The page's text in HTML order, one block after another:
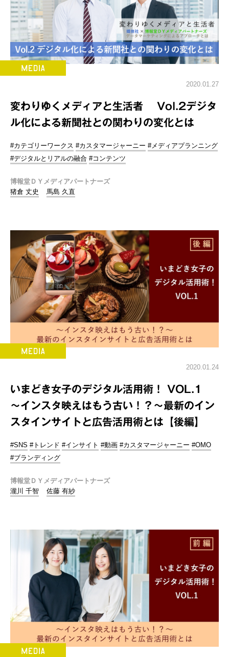
2020.01.27
変わりゆくメディアと生活者 Vol.2デジタ
ル化による新聞社との関わりの変化とは
#カテゴリーワークス #カスタマージャーニー #メディアプランニング
#デジタルとリアルの融合 #コンテンツ
博報堂ＤＹメディアパートナーズ
猪倉 丈史
馬島 久直
2020.01.24
いまどき女子のデジタル活用術！ VOL.1
～インスタ映えはもう古い！？～最新のイン
スタインサイトと広告活用術とは【後編】
#SNS #トレンド #インサイト #動画 #カスタマージャーニー #OMO
#ブランディング
博報堂ＤＹメディアパートナーズ
瀧川 千智
佐藤 有紗